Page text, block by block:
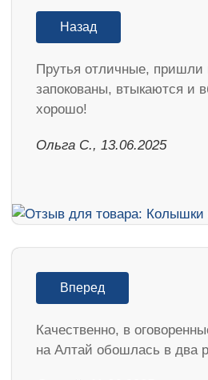
Назад
Прутья отличные,
запокованы, втыкаются и
хорошо!
Ольга С., 13.06.2025
Вперед
Качественно, в
на Алтай обошлась в два